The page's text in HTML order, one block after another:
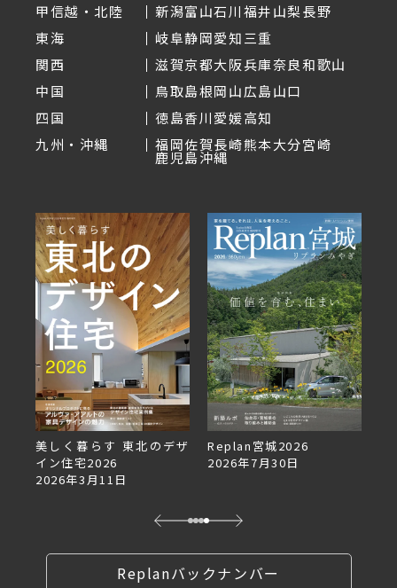
甲信越・北陸
新潟富山石川福井山梨長野
東海
岐阜静岡愛知三重
関西
滋賀京都大阪兵庫奈良和歌山
中国
鳥取島根岡山広島山口
四国
徳島香川愛媛高知
九州・沖縄
福岡佐賀長崎熊本大分宮崎
鹿児島沖縄
美しく暮らす 東北のデザ
イン住宅2026
2026年3月11日
Replan宮城2026
2026年7月30日
Replanバックナンバー